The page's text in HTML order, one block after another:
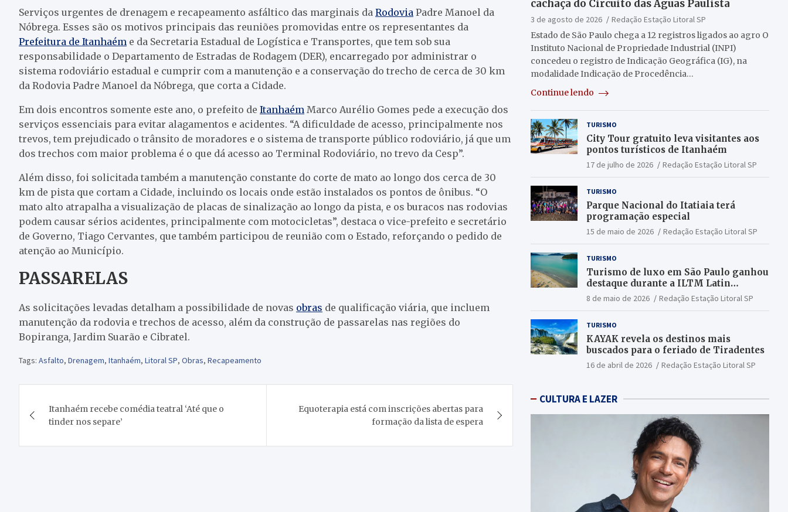
Serviços urgentes de drenagem e recapeamento asfáltico das marginais da Rodovia Padre Manoel da
Nóbrega. Esses são os motivos principais das reuniões promovidas entre os representantes da
Prefeitura de Itanhaém e da Secretaria Estadual de Logística e Transportes, que tem sob sua
responsabilidade o Departamento de Estradas de Rodagem (DER), encarregado por administrar o
sistema rodoviário estadual e cumprir com a manutenção e a conservação do trecho de cerca de 30 km
da Rodovia Padre Manoel da Nóbrega, que corta a Cidade.
Em dois encontros somente este ano, o prefeito de Itanhaém Marco Aurélio Gomes pede a execução dos
serviços essenciais para evitar alagamentos e acidentes. “A dificuldade de acesso, principalmente nos
trevos, tem prejudicado o trânsito de moradores e o sistema de transporte público rodoviário, já que um
dos trechos com maior problema é o que dá acesso ao Terminal Rodoviário, no trevo da Cesp”.
Além disso, foi solicitada também a manutenção constante do corte de mato ao longo dos cerca de 30
km de pista que cortam a Cidade, incluindo os locais onde estão instalados os pontos de ônibus. “O
mato alto atrapalha a visualização de placas de sinalização ao longo da pista, e os buracos nas rodovias
podem causar sérios acidentes, principalmente com motocicletas”, destaca o vice-prefeito e secretário
de Governo, Tiago Cervantes, que também participou de reunião com o Estado, reforçando o pedido de
atenção ao Município.
PASSARELAS
As solicitações levadas detalham a possibilidade de novas obras de qualificação viária, que incluem
manutenção da rodovia e trechos de acesso, além da construção de passarelas nas regiões do
Bopiranga, Jardim Suarão e Cibratel.
Tags: Asfalto, Drenagem, Itanhaém, Litoral SP, Obras, Recapeamento
de
Post
Itanhaém recebe comédia teatral ‘Até que o
tinder nos separe’
Equoterapia está com inscrições abertas para
formação da lista de espera
cachaça do Circuito das Águas Paulista
3 de agosto de 2026
Redação Estação Litoral SP
Estado de São Paulo chega a 12 registros ligados ao agro O
Instituto Nacional de Propriedade Industrial (INPI)
concedeu o registro de Indicação Geográfica (IG), na
modalidade Indicação de Procedência…
Continue lendo
TURISMO
City Tour gratuito leva visitantes aos
pontos turísticos de Itanhaém
17 de julho de 2026 Redação Estação Litoral SP
TURISMO
Parque Nacional do Itatiaia terá
programação especial
15 de maio de 2026 Redação Estação Litoral SP
TURISMO
Turismo de luxo em São Paulo ganhou
destaque durante a ILTM Latin
America 2026
8 de maio de 2026 Redação Estação Litoral SP
TURISMO
KAYAK revela os destinos mais
buscados para o feriado de Tiradentes
16 de abril de 2026 Redação Estação Litoral SP
CULTURA E LAZER